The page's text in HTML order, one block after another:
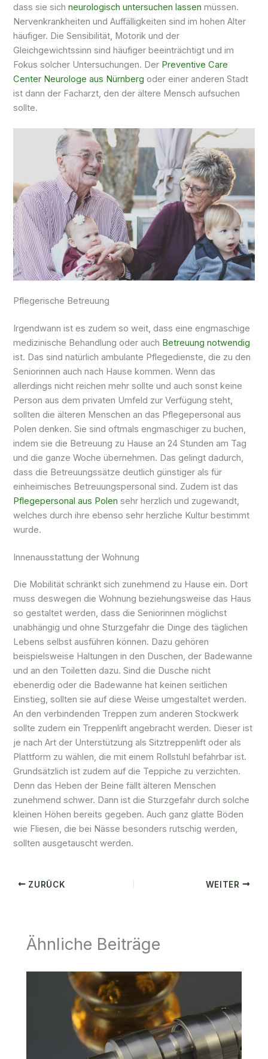
dass sie sichneurologisch untersuchen lassen müssen.
Nervenkrankheiten und Auffälligkeiten sind im hohen Alter
häufiger. Die Sensibilität, Motorik und der
Gleichgewichtssinn sind häufiger beeinträchtigt und im
Fokus solcher Untersuchungen. Der Preventive Care
Center Neurologe aus Nürnberg oder einer anderen Stadt
ist dann der Facharzt, den der ältere Mensch aufsuchen
sollte.
Pflegerische Betreuung
Irgendwann ist es zudem so weit, dass eine engmaschige
medizinische Behandlung oder auch Betreuung notwendig
ist. Das sind natürlich ambulante Pflegedienste, die zu den
Seniorinnen auch nach Hause kommen. Wenn das
allerdings nicht reichen mehr sollte und auch sonst keine
Person aus dem privaten Umfeld zur Verfügung steht,
sollten die älteren Menschen an das Pflegepersonal aus
Polen denken. Sie sind oftmals engmaschiger zu buchen,
indem sie die Betreuung zu Hause an 24 Stunden am Tag
und die ganze Woche übernehmen. Das gelingt dadurch,
dass die Betreuungssätze deutlich günstiger als für
einheimisches Betreuungspersonal sind. Zudem ist das
Pflegepersonal aus Polen sehr herzlich und zugewandt,
welches durch ihre ebenso sehr herzliche Kultur bestimmt
wurde.
Innenausstattung der Wohnung
Die Mobilität schränkt sich zunehmend zu Hause ein. Dort
muss deswegen die Wohnung beziehungsweise das Haus
so gestaltet werden, dass die Seniorinnen möglichst
unabhängig und ohne Sturzgefahr die Dinge des täglichen
Lebens selbst ausführen können. Dazu gehören
beispielsweise Haltungen in den Duschen, der Badewanne
und an den Toiletten dazu. Sind die Dusche nicht
ebenerdig oder die Badewanne hat keinen seitlichen
Einstieg, sollten sie auf diese Weise umgestaltet werden.
An den verbindenden Treppen zum anderen Stockwerk
sollte zudem ein Treppenlift angebracht werden. Dieser ist
je nach Art der Unterstützung als Sitztreppenlift oder als
Plattform zu wählen, die mit einem Rollstuhl befahrbar ist.
Grundsätzlich ist zudem auf die Teppiche zu verzichten.
Denn das Heben der Beine fällt älteren Menschen
zunehmend schwer. Dann ist die Sturzgefahr durch solche
kleinen Höhen bereits gegeben. Auch ganz glatte Böden
wie Fliesen, die bei Nässe besonders rutschig werden,
sollten ausgetauscht werden.
ZURÜCK WEITER
Ähnliche Beiträge